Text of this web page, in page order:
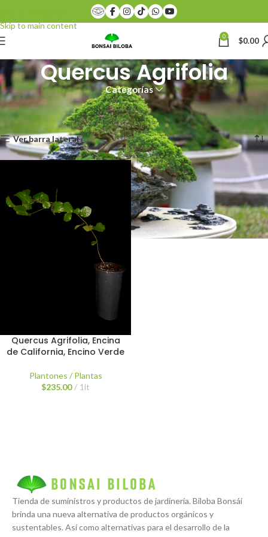
Skip to main content
0 $0.00
Quercus Agrifolia
Categorías
Inicio Productos etiquetados “Quercus Agrifolia”
Mostrando el único resultado
Ver barra lateral
Quercus Agrifolia, Encina
de California, Encino Verde
Plantones / Plantas
$235.00 1lt
Tienda de suministros y productos de jardinería. Biloba Bonsái
brinda una nueva alternativa de productos orgánicos y
sustentables. Así como alternativas para el desarrollo de la